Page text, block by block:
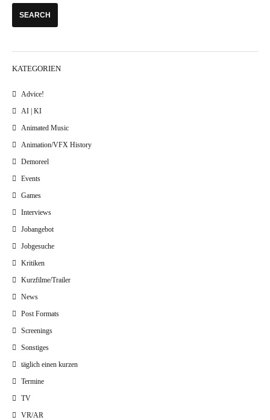
KATEGORIEN
Advice!
AI | KI
Animated Music
Animation/VFX History
Demoreel
Events
Games
Interviews
Jobangebot
Jobgesuche
Kritiken
Kurzfilme/Trailer
News
Post Formats
Screenings
Sonstiges
täglich einen kurzen
Termine
TV
VR/AR